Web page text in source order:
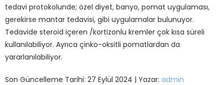
tedavi protokolunde; özel diyet, banyo, pomat uygulaması,
gerekirse mantar tedavisi, gibi uygulamalar bulunuyor.
Tedavide steroid içeren /kortizonlu kremler çok kısa süreli
kullanılabiliyor. Ayrıca çinko-oksitli pomatlardan da
yararlanılabiliyor.
Son Güncelleme Tarihi: 27 Eylül 2024 | Yazar: admin